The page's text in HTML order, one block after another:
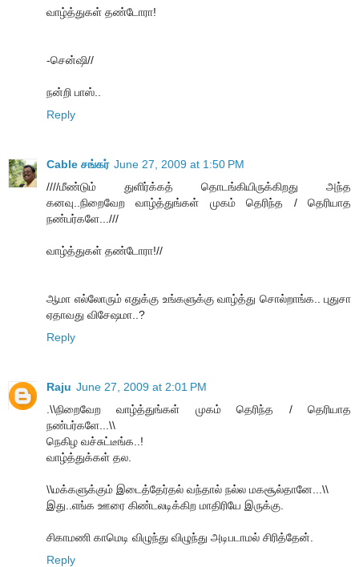
வாழ்த்துகள் தண்டோரா!
-சென்ஷி//
நன்றி பாஸ்..
Reply
Cable சங்கர் June 27, 2009 at 1:50 PM
////மீண்டும் துளிர்க்கத் தொடங்கியிருக்கிறது அந்த
கனவு..நிறைவேற வாழ்த்துங்கள் முகம் தெரிந்த / தெரியாத
நண்பர்களே...///
வாழ்த்துகள் தண்டோரா!//
ஆமா எல்லோரும் எதுக்கு உங்களுக்கு வாழ்த்து சொல்றாங்க.. புதுசா
ஏதாவது விசேஷமா..?
Reply
Raju June 27, 2009 at 2:01 PM
.\\நிறைவேற வாழ்த்துங்கள் முகம் தெரிந்த / தெரியாத
நண்பர்களே...\\
நெகிழ வச்சுட்டீங்க..!
வாழ்த்துக்கள் தல.
\\மக்களுக்கும் இடைத்தேர்தல் வந்தால் நல்ல மகசூல்தானே...\\
இது..எங்க ஊரை கிண்டலடிக்கிற மாதிரியே இருக்கு.
சிகாமணி காமெடி விழுந்து விழுந்து அடிபடாமல் சிரித்தேன்.
Reply